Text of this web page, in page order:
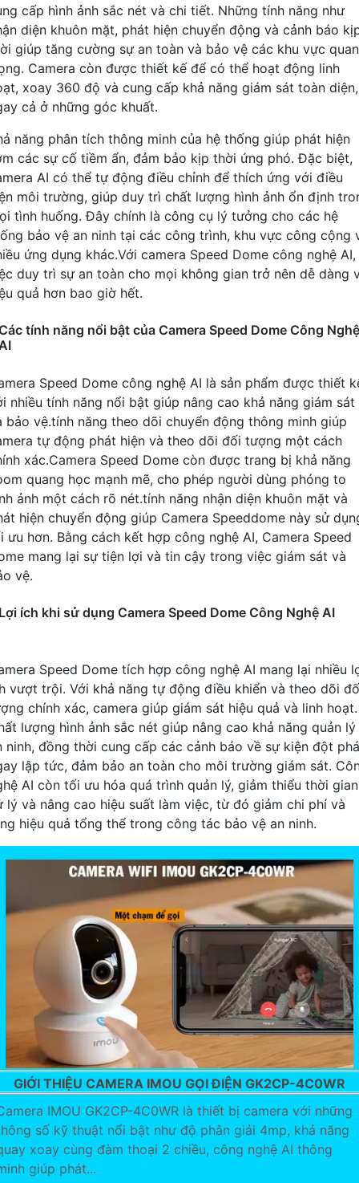
cấp hình ảnh sắc nét và chi tiết. Những tính năng như
diện khuôn mặt, phát hiện chuyển động và cảnh báo
giúp tăng cường sự an toàn và bảo vệ các khu vực quan
Camera còn được thiết kế để có thể hoạt động linh
xoay 360 độ và cung cấp khả năng giám sát toàn diện,
cả ở những góc khuất.
năng phân tích thông minh của hệ thống giúp phát hiện
các sự cố tiềm ẩn, đảm bảo kịp thời ứng phó. Đặc biệt,
AI có thể tự động điều chỉnh để thích ứng với điều
môi trường, giúp duy trì chất lượng hình ảnh ổn định
tình huống. Đây chính là công cụ lý tưởng cho các hệ
bảo vệ an ninh tại các công trình, khu vực công cộng
ứng dụng khác.Với camera Speed Dome công nghệ AI,
duy trì sự an toàn cho mọi không gian trở nên dễ dàng
quả hơn bao giờ hết.
tính năng nổi bật của Camera Speed Dome Công Nghệ
Speed Dome công nghệ AI là sản phẩm được thiết
nhiều tính năng nổi bật giúp nâng cao khả năng giám sát
bảo vệ.tính năng theo dõi chuyển động thông minh giúp
tự động phát hiện và theo dõi đối tượng một cách
xác.Camera Speed Dome còn được trang bị khả năng
quang học mạnh mẽ, cho phép người dùng phóng to
ảnh một cách rõ nét.tính năng nhận diện khuôn mặt và
hiện chuyển động giúp Camera Speeddome này sử
ưu hơn. Bằng cách kết hợp công nghệ AI, Camera Speed
mang lại sự tiện lợi và tin cậy trong việc giám sát và
vệ.
ích khi sử dụng Camera Speed Dome Công Nghệ AI
Speed Dome tích hợp công nghệ AI mang lại nhiều
vượt trội. Với khả năng tự động điều khiển và theo dõi
chính xác, camera giúp giám sát hiệu quả và linh hoạt.
lượng hình ảnh sắc nét giúp nâng cao khả năng quản lý
ninh, đồng thời cung cấp các cảnh báo về sự kiện đột phá
lập tức, đảm bảo an toàn cho môi trường giám sát.
AI còn tối ưu hóa quá trình quản lý, giảm thiểu thời gian
lý và nâng cao hiệu suất làm việc, từ đó giảm chi phí và
hiệu quả tổng thể trong công tác bảo vệ an ninh.
GIỚI THIỆU CAMERA IMOU GỌI ĐIỆN GK2CP-4C0WR
IMOU GK2CP-4C0WR là thiết bị camera với những
số kỹ thuật nổi bật như độ phân giải 4mp, khả năng
xoay cùng đàm thoại 2 chiều, công nghệ AI thông
giúp phát...